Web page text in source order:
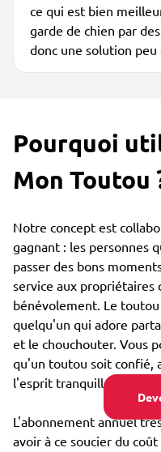
ce qui est bien
garde de chien par
donc une solution
Pourquoi
Mon Toutou
Notre concept est
gagnant : les personnes
passer des bons
service aux
bénévolement. Le
quelqu'un qui adore
et le chouchouter. Vous
qu'un toutou soit confié,
l'esprit tranquille.
L'abonnement annuel
avoir à ce soucier du